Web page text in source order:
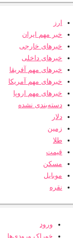
ارز
خبر مهم ایران
خبرهای خارجی
خبرهای داخلی
خبرهای مهم آفریقا
خبرهای مهم آمریکا
خبرهای مهم اروپا
دسته‌بندی نشده
دلار
زمین
طلا
قیمت
مسکن
موبایل
نقره
ورود
خوراک ورودی‌ها